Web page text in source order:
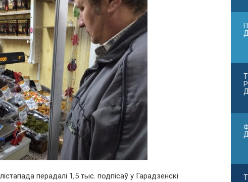
перадалі 1,5 тыс. подпісаў у Гарадзенскі